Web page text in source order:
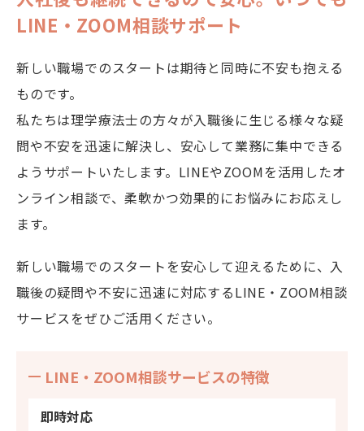
LINE・ZOOM相談サポート
新しい職場でのスタートは期待と同時に不安も抱える
ものです。
私たちは理学療法士の方々が入職後に生じる様々な疑
問や不安を迅速に解決し、安心して業務に集中できる
ようサポートいたします。LINEやZOOMを活用したオ
ンライン相談で、柔軟かつ効果的にお悩みにお応えし
ます。
新しい職場でのスタートを安心して迎えるために、入
職後の疑問や不安に迅速に対応するLINE・ZOOM相談
サービスをぜひご活用ください。
LINE・ZOOM相談サービスの特徴
即時対応